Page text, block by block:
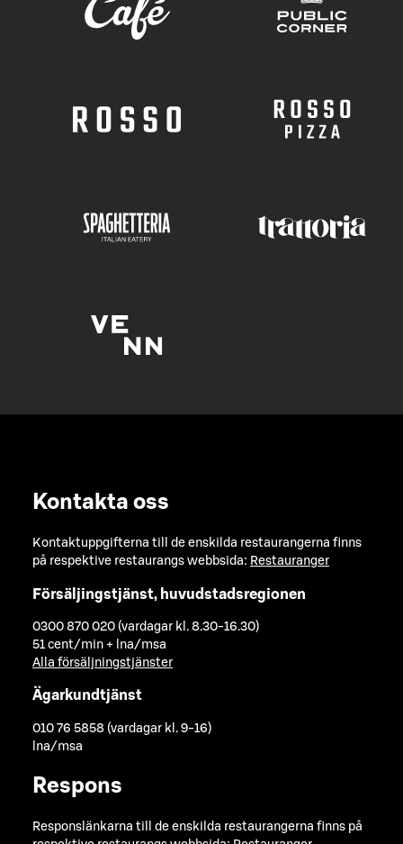
Kontakta oss
Kontaktuppgifterna till de enskilda restaurangerna finns
på respektive restaurangs webbsida: Restauranger
Försäljingstjänst, huvudstadsregionen
0300 870 020 (vardagar kl. 8.30-16.30)
51 cent/min + lna/msa
Alla försäljningstjänster
Ägarkundtjänst
010 76 5858 (vardagar kl. 9-16)
lna/msa
Respons
Responslänkarna till de enskilda restaurangerna finns på